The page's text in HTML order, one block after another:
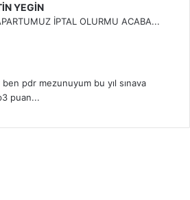
YEGİN
İPTAL OLURMU ACABA...
pdr mezunuyum bu yıl sınava
puan...